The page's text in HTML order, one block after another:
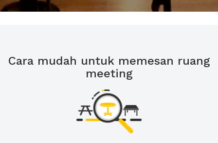
Cara mudah untuk memesan ruang
meeting